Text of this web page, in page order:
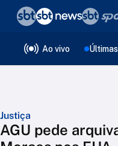
Ao vivo Últimas
Justiça
AGU pede
❮voltar
Editorias